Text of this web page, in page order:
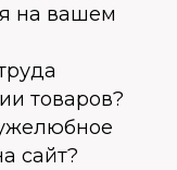
на вашем
товаров?
сайт?